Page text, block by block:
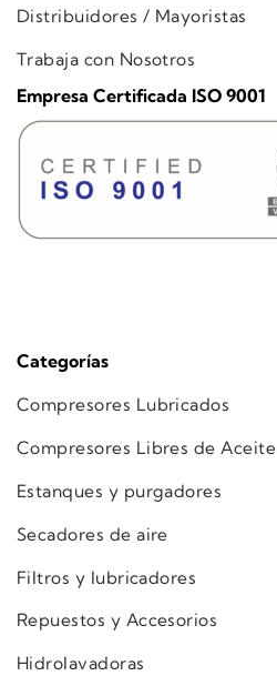
Categorías
Compresores Lubricados
Compresores Libres de Aceite
Estanques y purgadores
Secadores de aire
Filtros y lubricadores
Repuestos y Accesorios
Hidrolavadoras
Distribuidores / Mayoristas
Trabaja con Nosotros
Empresa Certificada ISO 9001